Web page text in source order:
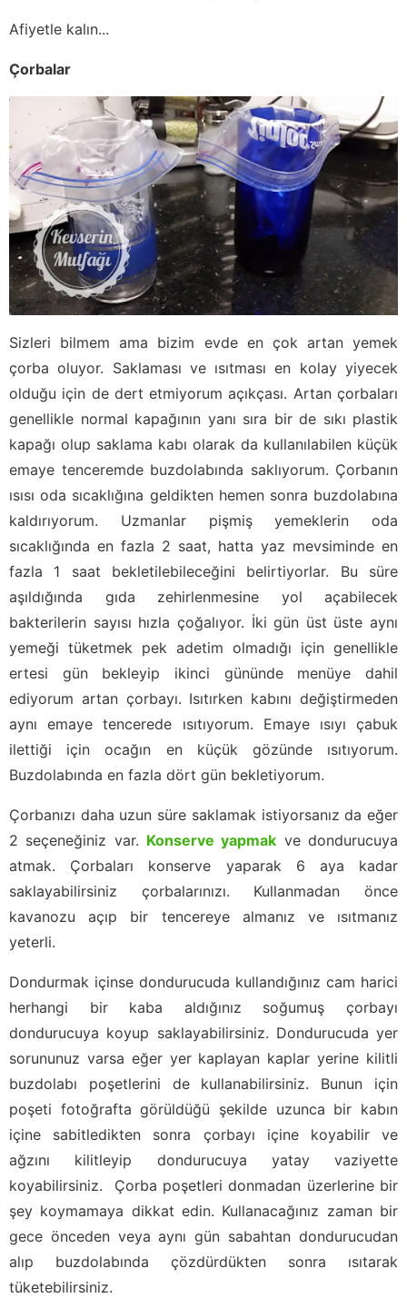
Afiyetle kalın...
Çorbalar
Sizleri bilmem ama bizim evde en çok artan yemek
çorba oluyor. Saklaması ve ısıtması en kolay yiyecek
olduğu için de dert etmiyorum açıkçası. Artan çorbaları
genellikle normal kapağının yanı sıra bir de sıkı plastik
kapağı olup saklama kabı olarak da kullanılabilen küçük
emaye tenceremde buzdolabında saklıyorum. Çorbanın
ısısı oda sıcaklığına geldikten hemen sonra buzdolabına
kaldırıyorum. Uzmanlar pişmiş yemeklerin oda
sıcaklığında en fazla 2 saat, hatta yaz mevsiminde en
fazla 1 saat bekletilebileceğini belirtiyorlar. Bu süre
aşıldığında gıda zehirlenmesine yol açabilecek
bakterilerin sayısı hızla çoğalıyor. İki gün üst üste aynı
yemeği tüketmek pek adetim olmadığı için genellikle
ertesi gün bekleyip ikinci gününde menüye dahil
ediyorum artan çorbayı. Isıtırken kabını değiştirmeden
aynı emaye tencerede ısıtıyorum. Emaye ısıyı çabuk
ilettiği için ocağın en küçük gözünde ısıtıyorum.
Buzdolabında en fazla dört gün bekletiyorum.
Çorbanızı daha uzun süre saklamak istiyorsanız da eğer
2 seçeneğiniz var. Konserve yapmak ve dondurucuya
atmak. Çorbaları konserve yaparak 6 aya kadar
saklayabilirsiniz çorbalarınızı. Kullanmadan önce
kavanozu açıp bir tencereye almanız ve ısıtmanız
yeterli.
Dondurmak içinse dondurucuda kullandığınız cam harici
herhangi bir kaba aldığınız soğumuş çorbayı
dondurucuya koyup saklayabilirsiniz. Dondurucuda yer
sorununuz varsa eğer yer kaplayan kaplar yerine kilitli
buzdolabı poşetlerini de kullanabilirsiniz. Bunun için
poşeti fotoğrafta görüldüğü şekilde uzunca bir kabın
içine sabitledikten sonra çorbayı içine koyabilir ve
ağzını kilitleyip dondurucuya yatay vaziyette
koyabilirsiniz. Çorba poşetleri donmadan üzerlerine bir
şey koymamaya dikkat edin. Kullanacağınız zaman bir
gece önceden veya aynı gün sabahtan dondurucudan
alıp buzdolabında çözdürdükten sonra ısıtarak
tüketebilirsiniz.